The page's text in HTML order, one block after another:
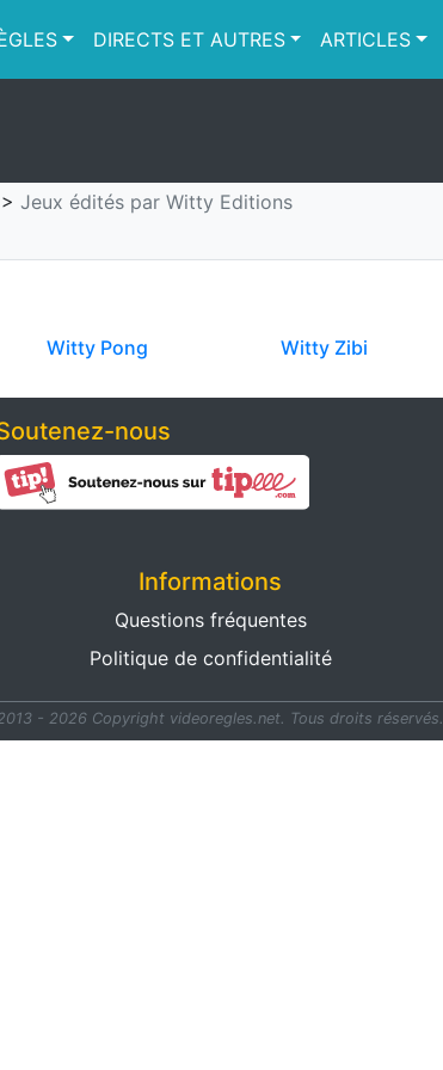
DIRECTS ET AUTRES ARTICLES
> Jeux édités par Witty Editions
Witty Pong Witty Zibi
nous
Informations
Questions fréquentes
Politique de confidentialité
- 2026 Copyright videoregles.net. Tous droits réservés.